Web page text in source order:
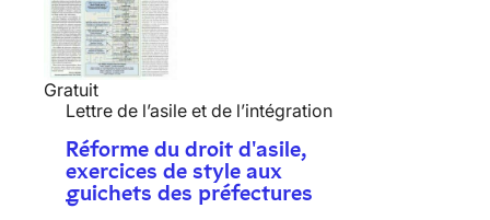
Gratuit
Lettre de l’asile et de l’intégration
Réforme du droit d'asile,
exercices de style aux
guichets des préfectures